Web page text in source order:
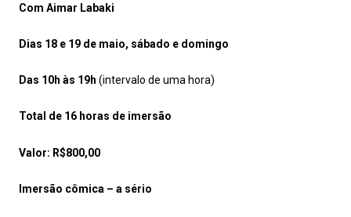
Com Aimar Labaki
Dias 18 e 19 de maio, sábado e domingo
Das 10h às 19h (intervalo de uma hora)
Total de 16 horas de imersão
Valor: R$800,00
Imersão cômica – a sério